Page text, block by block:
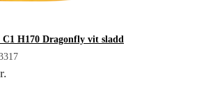
H170 Dragonfly vit sladd